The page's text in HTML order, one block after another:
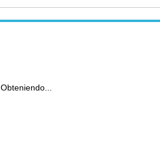
Obteniendo...